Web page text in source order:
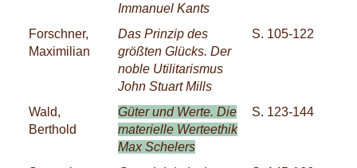
Immanuel Kants
Forschner,
Maximilian
Das Prinzip des
größten Glücks. Der
noble Utilitarismus
John Stuart Mills
S. 105-122
Wald,
Berthold
Güter und Werte. Die
materielle Werteethik
Max Schelers
S. 123-144